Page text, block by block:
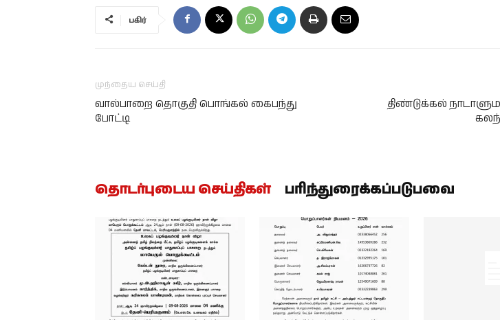
பகிர்
முந்தைய செய்தி
வால்பாறை தொகுதி பொங்கல் கைபந்து
போட்டி
திண்டுக்கல்
தொடர்புடைய செய்திகள் பரிந்துரைக்கப்படுபவை